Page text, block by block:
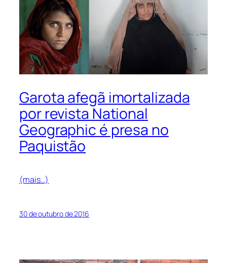
Garota afegã imortalizada
por revista National
Geographic é presa no
Paquistão
(mais…)
30 de outubro de 2016